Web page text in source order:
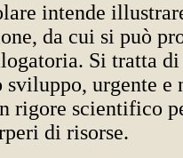
intende
da cui si può
Si tratta di
urgente e
rigore scientifico
di risorse.